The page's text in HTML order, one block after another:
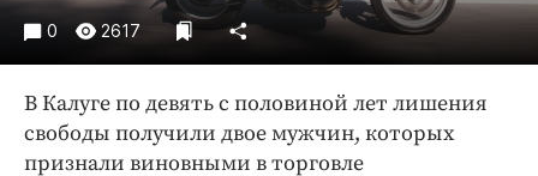
ПРОЕКТЫ
Издания
Медиаперсона
0 2617
В Калуге по девять с половиной лет лишения
свободы получили двое мужчин, которых
признали виновными в торговле